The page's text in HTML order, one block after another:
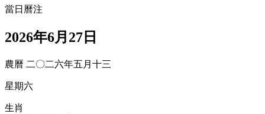
當日曆注
2026年6月27日
農曆 二〇二六年五月十三
星期六
生肖